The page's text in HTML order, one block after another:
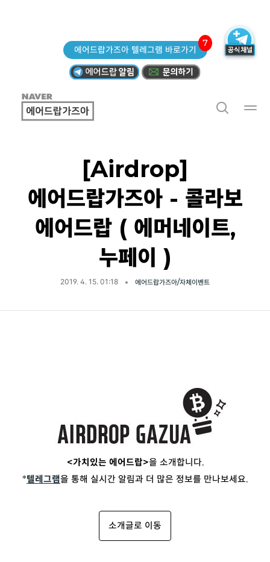
에어드랍가즈아 텔레그램 바로가기
7
[Airdrop]
에어드랍가즈아 - 콜라보
에어드랍 ( 에머네이트,
누페이 )
2019. 4. 15. 01:18 에어드랍가즈아/자체이벤트
<가치있는 에어드랍>을 소개합니다.
*텔레그램을 통해 실시간 알림과 더 많은 정보를 만나보세요.
소개글로 이동